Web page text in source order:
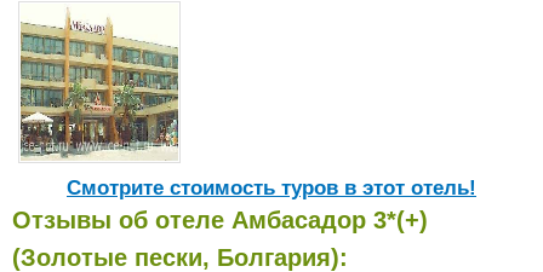
Cмотрите стоимость туров в этот отель!
Отзывы об отеле Амбасадор 3*(+)
(Золотые пески, Болгария):